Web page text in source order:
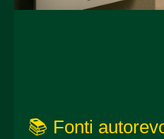
📚 Fonti